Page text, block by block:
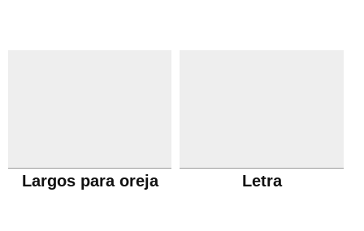
Largos para oreja Letra